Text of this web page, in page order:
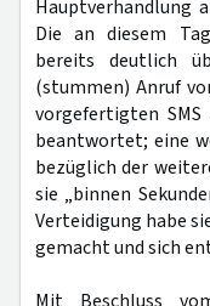
Hauptverhandlung
Die an diesem
bereits deutlich
(stummen) Anruf
vorgefertigten
beantwortet; eine
bezüglich der
sie „binnen
Verteidigung habe
gemacht und sich